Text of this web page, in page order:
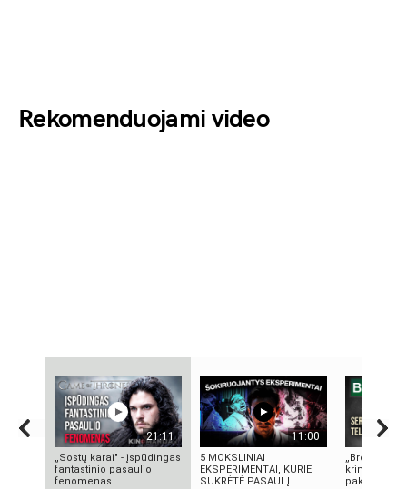
Rekomenduojami video
21:11
„Sostų karai" - įspūdingas
fantastinio pasaulio
fenomenas
11:00
5 MOKSLINIAI
EKSPERIMENTAI, KURIE
SUKRĖTĖ PASAULĮ
„Bręstantis
kriminalinis
pakeitęs